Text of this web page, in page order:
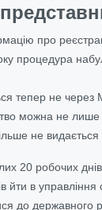
про
процедура
тепер не через
можна не
не
20 робочих
йти в
до